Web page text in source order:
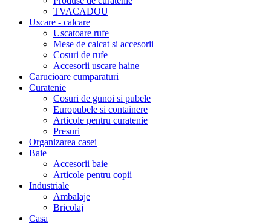
TVACADOU
Uscare - calcare
Uscatoare rufe
Mese de calcat si accesorii
Cosuri de rufe
Accesorii uscare haine
Carucioare cumparaturi
Curatenie
Cosuri de gunoi si pubele
Europubele si containere
Articole pentru curatenie
Presuri
Organizarea casei
Baie
Accesorii baie
Articole pentru copii
Industriale
Ambalaje
Bricolaj
Casa